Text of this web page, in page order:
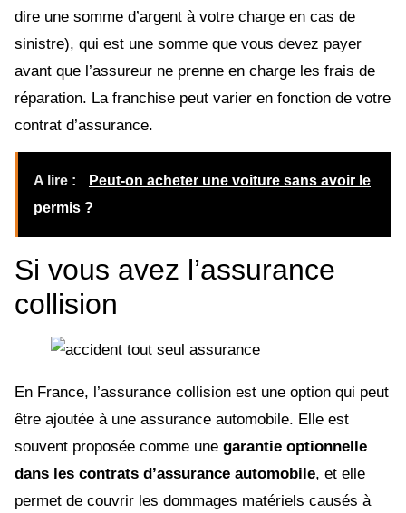
dire une somme d’argent à votre charge en cas de
sinistre), qui est une somme que vous devez payer
avant que l’assureur ne prenne en charge les frais de
réparation. La franchise peut varier en fonction de votre
contrat d’assurance.
A lire :
Peut-on acheter une voiture sans avoir le
permis ?
Si vous avez l’assurance
collision
En France, l’assurance collision est une option qui peut
être ajoutée à une assurance automobile. Elle est
souvent proposée comme une garantie optionnelle
dans les contrats d’assurance automobile, et elle
permet de couvrir les dommages matériels causés à